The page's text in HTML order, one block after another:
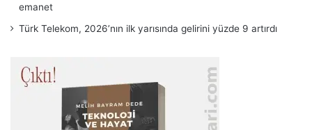
emanet
Türk Telekom, 2026’nın ilk yarısında gelirini yüzde 9 artırdı